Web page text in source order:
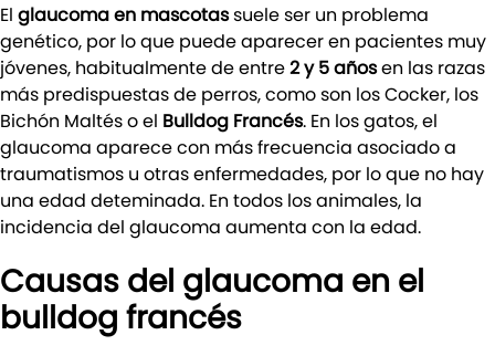
El glaucoma en mascotassuele ser un problema
genético, por lo que puede aparecer en pacientes muy
jóvenes, habitualmente de entre2 y 5 añosen las razas
más predispuestas de perros, como son los Cocker, los
Bichón Maltés o el Bulldog Francés. En los gatos, el
glaucoma aparece con más frecuencia asociado a
traumatismos u otras enfermedades, por lo que no hay
una edad deteminada. En todos los animales, la
incidencia del glaucoma aumenta con la edad.
Causas del glaucoma en el
bulldog francés